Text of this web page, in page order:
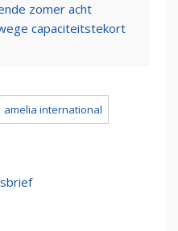
zomer acht
capaciteitstekort
amelia international